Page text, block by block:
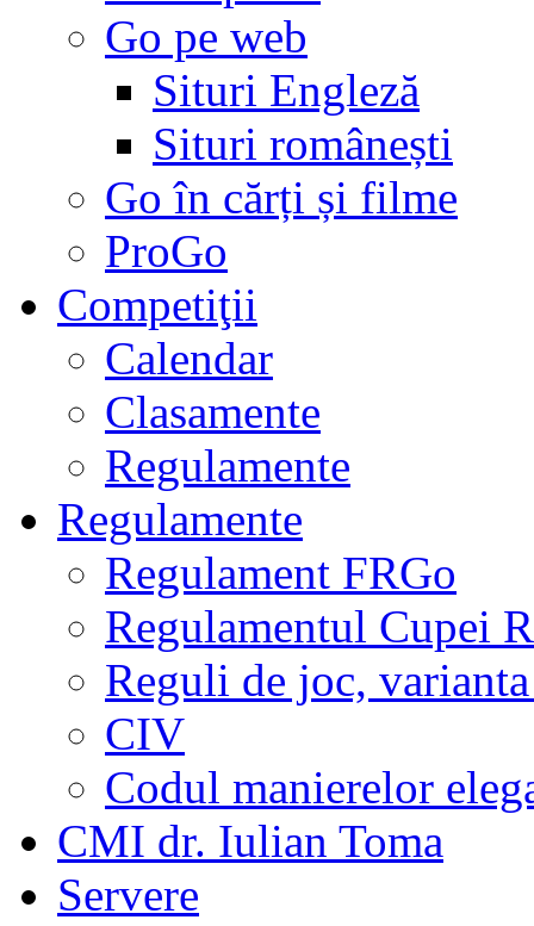
Go pe web
Situri Engleză
Situri românești
Go în cărți și filme
ProGo
Competiţii
Calendar
Clasamente
Regulamente
Regulamente
Regulament FRGo
Regulamentul Cupei
Reguli de joc,
CIV
Codul manierelor
CMI dr. Iulian Toma
Servere